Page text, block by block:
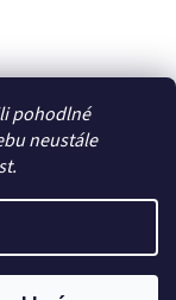
pohodlné
neustále
vyhrazena.Upravit